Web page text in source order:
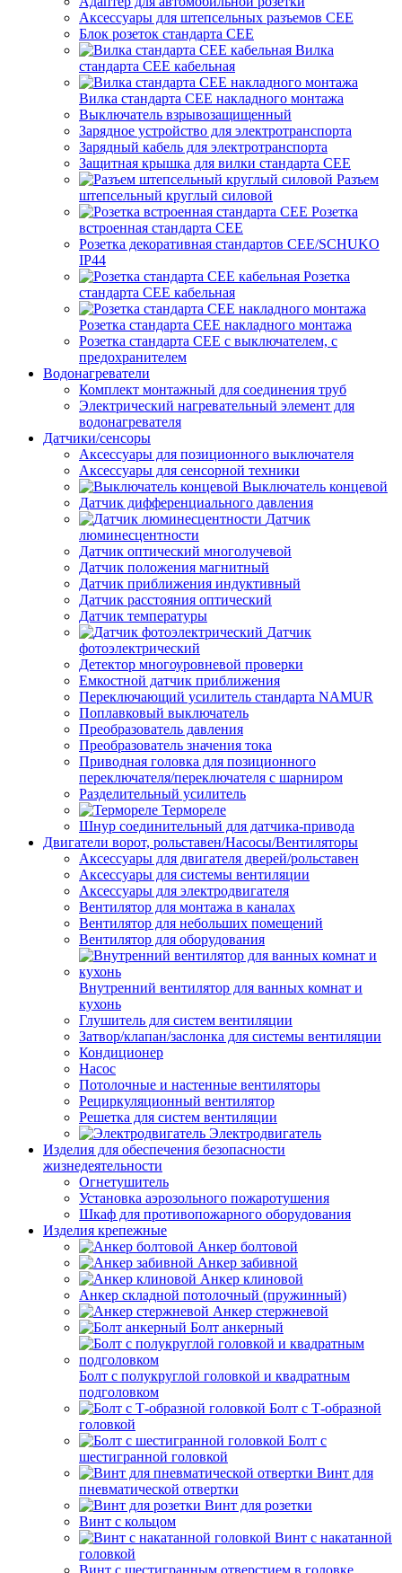
Аксессуары для штепсельных разъемов CEE
Блок розеток стандарта CEE
Вилка
стандарта CEE кабельная
Вилка стандарта CEE накладного монтажа
Выключатель взрывозащищенный
Зарядное устройство для электротранспорта
Зарядный кабель для электротранспорта
Защитная крышка для вилки стандарта CEE
Разъем
штепсельный круглый силовой
Розетка
встроенная стандарта CEE
Розетка декоративная стандартов CEE/SCHUKO
IP44
Розетка
стандарта СЕЕ кабельная
Розетка стандарта СЕЕ накладного монтажа
Розетка стандарта СЕЕ с выключателем, с
предохранителем
Водонагреватели
Комплект монтажный для соединения труб
Электрический нагревательный элемент для
водонагревателя
Датчики/сенсоры
Аксессуары для позиционного выключателя
Аксессуары для сенсорной техники
Выключатель концевой
Датчик дифференциального давления
Датчик
люминесцентности
Датчик оптический многолучевой
Датчик положения магнитный
Датчик приближения индуктивный
Датчик расстояния оптический
Датчик температуры
Датчик
фотоэлектрический
Детектор многоуровневой проверки
Емкостной датчик приближения
Переключающий усилитель стандарта NAMUR
Поплавковый выключатель
Преобразователь давления
Преобразователь значения тока
Приводная головка для позиционного
переключателя/переключателя с шарниром
Разделительный усилитель
Термореле
Шнур соединительный для датчика-привода
Двигатели ворот, рольставен/Насосы/Вентиляторы
Аксессуары для двигателя дверей/рольставен
Аксессуары для системы вентиляции
Аксессуары для электродвигателя
Вентилятор для монтажа в каналах
Вентилятор для небольших помещений
Вентилятор для оборудования
Внутренний вентилятор для ванных комнат и
кухонь
Глушитель для систем вентиляции
Затвор/клапан/заслонка для системы вентиляции
Кондиционер
Насос
Потолочные и настенные вентиляторы
Рециркуляционный вентилятор
Решетка для систем вентиляции
Электродвигатель
Изделия для обеспечения безопасности
жизнедеятельности
Огнетушитель
Установка аэрозольного пожаротушения
Шкаф для противопожарного оборудования
Изделия крепежные
Анкер болтовой
Анкер забивной
Анкер клиновой
Анкер складной потолочный (пружинный)
Анкер стержневой
Болт анкерный
Болт с полукруглой головкой и квадратным
подголовком
Болт с Т-образной
головкой
Болт с
шестигранной головкой
Винт для
пневматической отвертки
Винт для розетки
Винт с кольцом
Винт с накатанной
головкой
Винт с шестигранным отверстием в головке